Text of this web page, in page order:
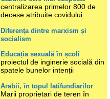
centralizarea primelor 800 de
decese atribuite covidului
Diferența dintre marxism și
socialism
Educația sexuală în școli
proiectul de inginerie socială din
spatele bunelor intenții
Arabii, în topul latifundiarilor
Marii proprietari de teren în